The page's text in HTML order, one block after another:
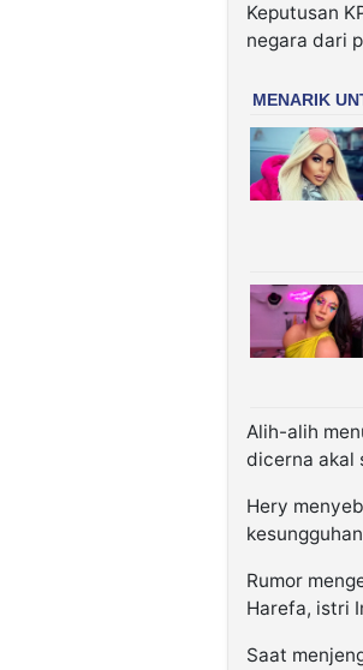
Keputusan
negara dari
Alih-alih
dicerna akal
Hery
Rumor
Harefa, istri
Saat